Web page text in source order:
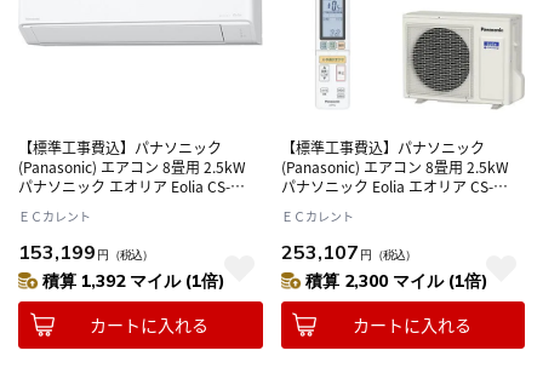
【標準工事費込】パナソニック
(Panasonic) エアコン 8畳用 2.5kW
パナソニック エオリア Eolia CS-
100V
ＥＣカレント
153,199 円 （税込）
積算 1,392 マイル (1倍)
カートに入れる
【標準工事費込】パナソニック
(Panasonic) エアコン 8畳用 2.5kW
パナソニック Eolia エオリア CS-
100V
ＥＣカレント
253,107 円 （税込）
積算 2,300 マイル (1倍)
カートに入れる